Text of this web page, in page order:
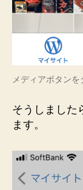
メディアボタン
そうしました
ます。